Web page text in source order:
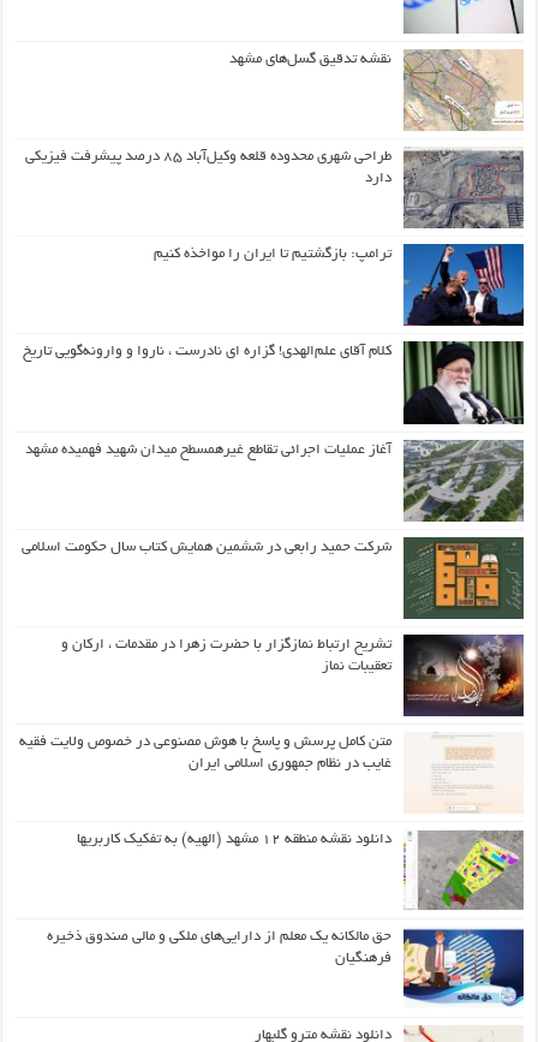
نقشه تدقیق گسل‌های مشهد
طراحی شهری محدوده قلعه وکیل‌آباد ۸۵ درصد پیشرفت فیزیکی
دارد
ترامپ: بازگشتیم تا ایران را مواخذه کنیم
کلام آقای علم‌الهدی! گزاره ای نادرست ، ناروا و وارونه‌گویی تاریخ
آغاز عملیات اجرائی تقاطع غیرهمسطح میدان شهید فهمیده مشهد
شرکت حمید رابعی در ششمین همایش کتاب سال حکومت اسلامی
تشریح ارتباط نمازگزار با حضرت زهرا در مقدمات ، ارکان و
تعقیبات نماز
متن کامل پرسش و پاسخ با هوش مصنوعی در خصوص ولایت فقیه
غایب در نظام جمهوری اسلامی ایران
دانلود نقشه منطقه ۱۲ مشهد (الهیه) به تفکیک کاربریها
حق مالکانه یک معلم از دارایی‌های ملکی و مالی صندوق ذخیره
فرهنگیان
دانلود نقشه مترو گلبهار